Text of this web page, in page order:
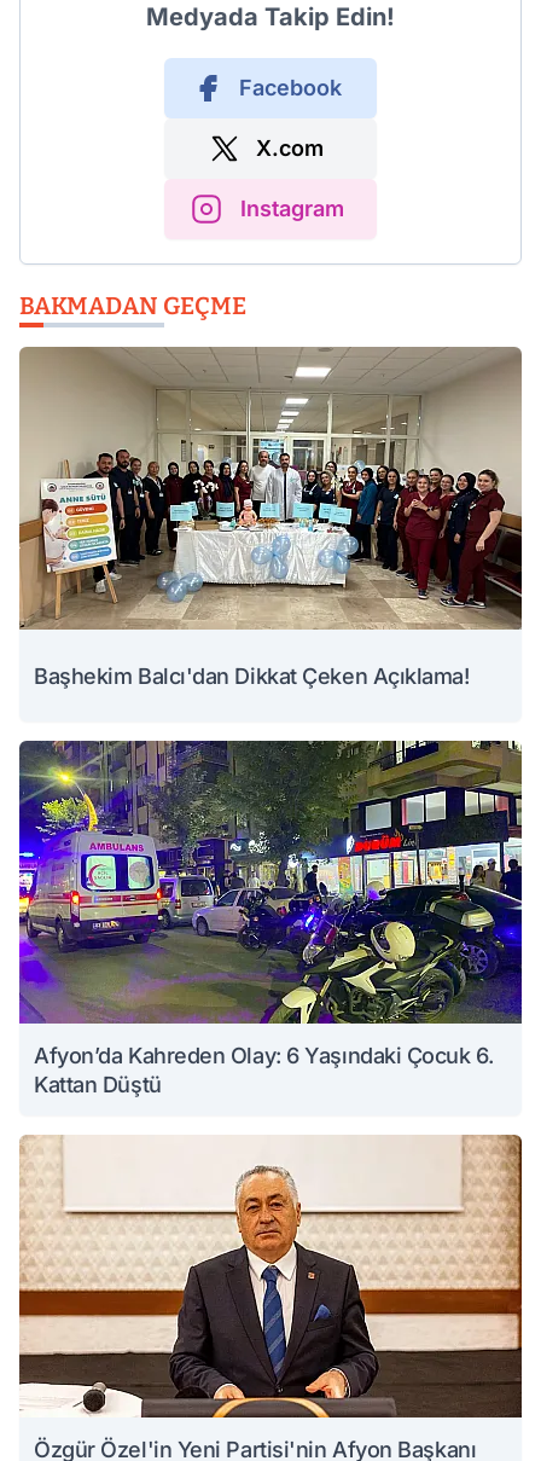
Medyada Takip Edin!
Facebook
X.com
Instagram
BAKMADAN GEÇME
Başhekim Balcı'dan Dikkat Çeken Açıklama!
Afyon’da Kahreden Olay: 6 Yaşındaki Çocuk 6.
Kattan Düştü
Özgür Özel'in Yeni Partisi'nin Afyon Başkanı